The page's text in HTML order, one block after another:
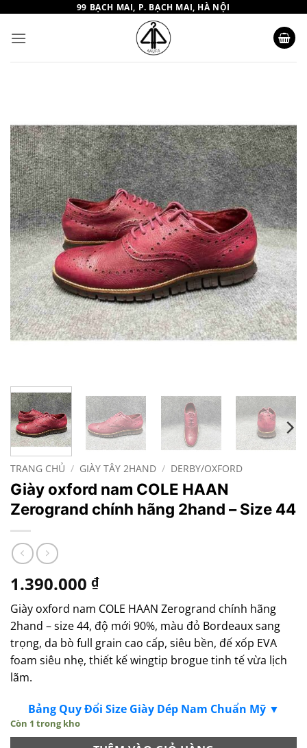
nội
dung
99 BẠCH MAI, P. BẠCH MAI, HÀ NỘI
TRANG CHỦ / GIÀY TÂY 2HAND / DERBY/OXFORD
Giày oxford nam COLE HAAN
Zerogrand chính hãng 2hand – Size 44
1.390.000 ₫
Giày oxford nam COLE HAAN Zerogrand chính hãng
2hand – size 44, độ mới 90%, màu đỏ Bordeaux sang
trọng, da bò full grain cao cấp, siêu bền, đế xốp EVA
foam siêu nhẹ, thiết kế wingtip brogue tinh tế vừa lịch
lãm.
Bảng Quy Đổi Size Giày Dép Nam Chuẩn Mỹ ▼
Còn 1 trong kho